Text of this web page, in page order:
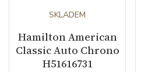
Záruční doba
nepodnikatelé (měsíců)
SKLADEM
Hamilton American
Classic Auto Chrono
H51616731